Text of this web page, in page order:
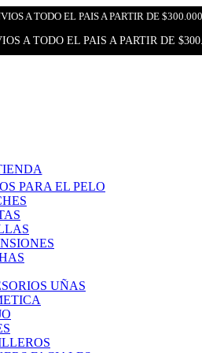
A TODO EL PAIS A PARTIR DE $300.000
A TODO EL PAIS A PARTIR DE
PARA EL PELO
UÑAS